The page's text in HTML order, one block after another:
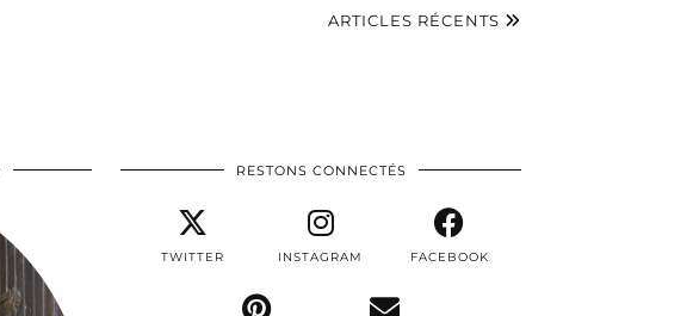
ARTICLES RÉCENTS
RESTONS CONNECTÉS
TWITTER INSTAGRAM FACEBOOK